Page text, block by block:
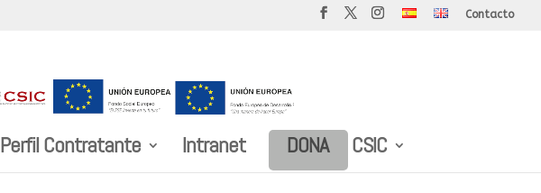
Contacto
Perfil Contratante Intranet DONA CSIC